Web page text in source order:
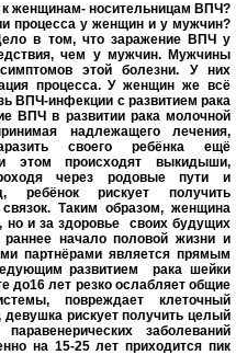
к женщинам- носительницам ВПЧ?
процесса у женщин и у мужчин?
в том, что заражение ВПЧ у
чем у мужчин. Мужчины
этой болезни. У них
процесса. У женщин же всё
ВПЧ-инфекции с развитием рака
ВПЧ в развитии рака молочной
надлежащего лечения,
своего ребёнка ещё
этом происходят выкидыши,
через родовые пути и
ребёнок рискует получить
Таким образом, женщина
но и за здоровье
своих будущих
начало половой жизни и
партнёрами является прямым
развитием
рака шейки
до16 лет резко ослабляет общие
повреждает клеточный
рискует получить целый
заболеваний
на 15-25 лет приходится пик